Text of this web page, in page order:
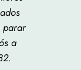
parar
a